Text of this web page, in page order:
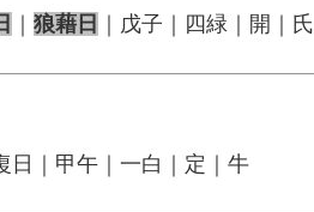
狼藉日 ｜戊子｜四緑｜開｜氏
日｜甲午｜一白｜定｜牛